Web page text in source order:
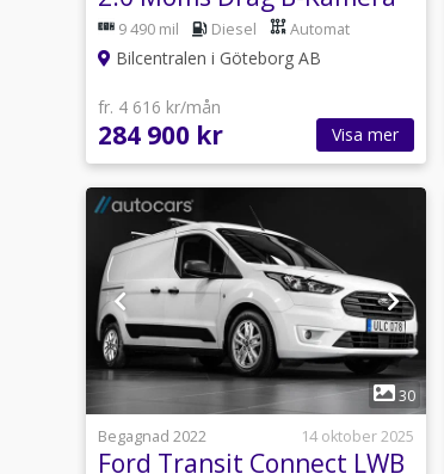
AUTO mm
9 490 mil Diesel Automat
Bilcentralen i Göteborg AB
fr. 4 616 kr/mån
284 900 kr Visa mer
1
30
Begagnad 2022
14 oktober 2025
Ford Transit Connect LWB